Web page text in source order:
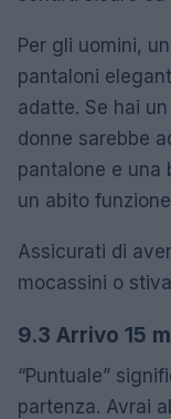
Per gli uomini,
pantaloni
adatte. Se hai
donne sarebbe
pantalone e una
un abito
Assicurati di
mocassini o
9.3 Arrivo 15
“Puntuale”
partenza. Avrai